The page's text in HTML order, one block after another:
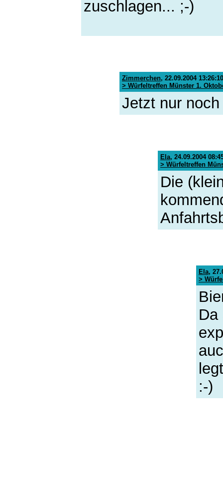
zuschlagen... ;-)
Zimmerchen, 22.09.2004 13:26:10
> Würfeltreffen Münster 1.
Jetzt nur noch
Ela, 24.09.2004
> Würfeltreffen
Die
Ela,
>
Da
:-)